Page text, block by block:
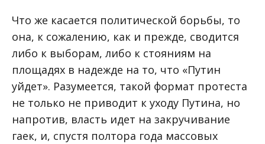
Что же касается политической борьбы, то
она, к сожалению, как и прежде, сводится
либо к выборам, либо к стояниям на
площадях в надежде на то, что «Путин
уйдет». Разумеется, такой формат протеста
не только не приводит к уходу Путина, но
напротив, власть идет на закручивание
гаек, и, спустя полтора года массовых